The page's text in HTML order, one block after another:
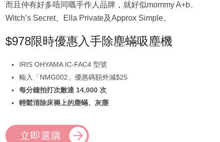
而且仲有好多唔同嘅手作人品牌，就好似mommy A+b、
Witch’s Secret、Ella Private及Approx Simple。
$978限時優惠入手除塵蟎吸塵機
IRIS OHYAMA IC-FAC4 型號
輸入「NMG002」優惠碼額外減$25
每分鐘拍打次數達 14,000 次
輕鬆清除床褥上的塵蟎、灰塵
立即選購